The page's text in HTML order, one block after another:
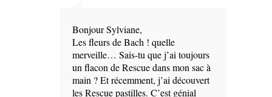
Bonjour Sylviane,
Les fleurs de Bach ! quelle
merveille… Sais-tu que j’ai toujours
un flacon de Rescue dans mon sac à
main ? Et récemment, j’ai découvert
les Rescue pastilles. C’est génial